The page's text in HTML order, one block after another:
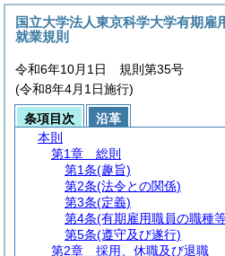
国立大学法人東京科学大学有期雇
就業規則
令和6年10月1日 規則第35号
(令和8年4月1日施行)
条項目次
沿革
本則
第1章
総則
第1条(趣旨)
第2条(法令との関係)
第3条(定義)
第4条(有期雇用職員の職種
第5条(遵守及び遂行)
第2章
採用、休職及び退職